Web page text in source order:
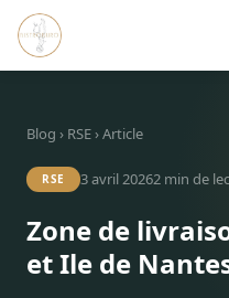
Blog › RSE› Article
RSE 3 avril 20262min de
Zone de
et Ile de